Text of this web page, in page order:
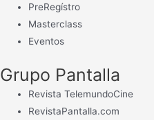
PreRegístro
Masterclass
Eventos
Grupo Pantalla
Revista TelemundoCine
RevistaPantalla.com